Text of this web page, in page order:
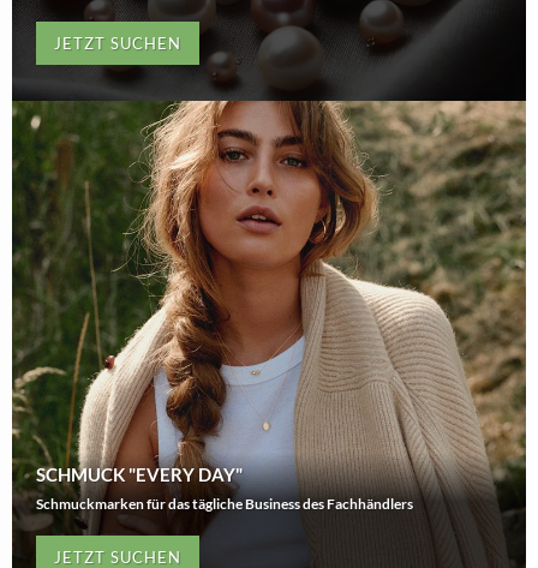
JETZT SUCHEN
SCHMUCK "EVERY DAY"
Schmuckmarken für das tägliche Business des Fachhändlers
JETZT SUCHEN